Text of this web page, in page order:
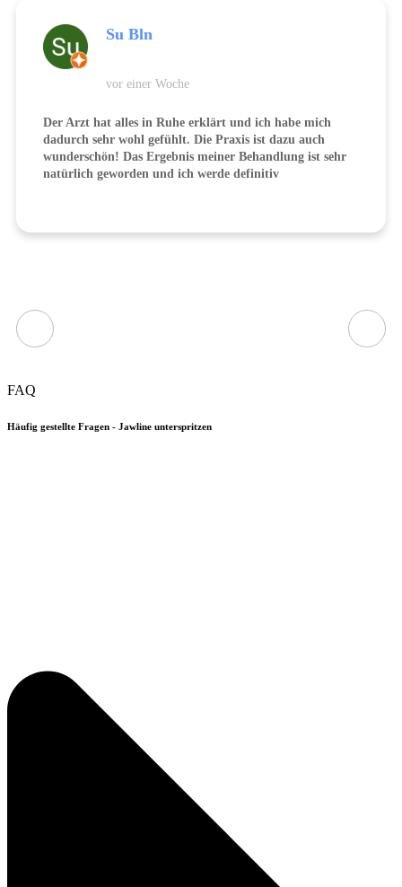
Su Bln
vor einer Woche
Der Arzt hat alles in Ruhe erklärt und ich habe mich
dadurch sehr wohl gefühlt. Die Praxis ist dazu auch
wunderschön! Das Ergebnis meiner Behandlung ist sehr
natürlich geworden und ich werde definitiv
FAQ
Häufig gestellte Fragen - Jawline unterspritzen